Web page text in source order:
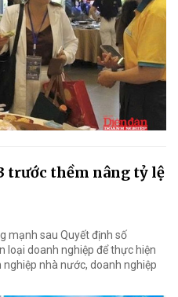
trước thềm nâng tỷ lệ
mạnh sau Quyết định số
loại doanh nghiệp để thực hiện
nhà nước, doanh nghiệp